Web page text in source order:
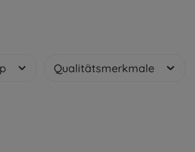
Qualitätsmerkmale